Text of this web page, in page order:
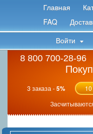
Главная
FAQ
Войти
3 заказа -5% 10
8 800 700-28-96